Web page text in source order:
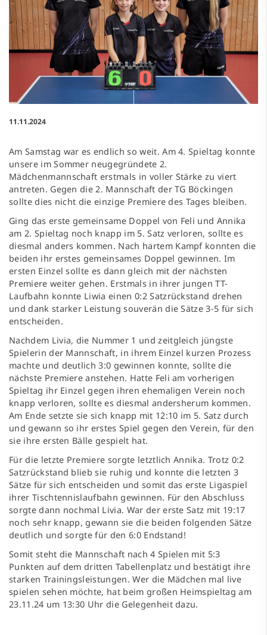
11.11.2024
Am Samstag war es endlich so weit. Am 4. Spieltag konnte
unsere im Sommer neugegründete 2.
Mädchenmannschaft erstmals in voller Stärke zu viert
antreten. Gegen die 2. Mannschaft der TG Böckingen
sollte dies nicht die einzige Premiere des Tages bleiben.
Ging das erste gemeinsame Doppel von Feli und Annika
am 2. Spieltag noch knapp im 5. Satz verloren, sollte es
diesmal anders kommen. Nach hartem Kampf konnten die
beiden ihr erstes gemeinsames Doppel gewinnen. Im
ersten Einzel sollte es dann gleich mit der nächsten
Premiere weiter gehen. Erstmals in ihrer jungen TT-
Laufbahn konnte Liwia einen 0:2 Satzrückstand drehen
und dank starker Leistung souverän die Sätze 3-5 für sich
entscheiden.
Nachdem Livia, die Nummer 1 und zeitgleich jüngste
Spielerin der Mannschaft, in ihrem Einzel kurzen Prozess
machte und deutlich 3:0 gewinnen konnte, sollte die
nächste Premiere anstehen. Hatte Feli am vorherigen
Spieltag ihr Einzel gegen ihren ehemaligen Verein noch
knapp verloren, sollte es diesmal andersherum kommen.
Am Ende setzte sie sich knapp mit 12:10 im 5. Satz durch
und gewann so ihr erstes Spiel gegen den Verein, für den
sie ihre ersten Bälle gespielt hat.
Für die letzte Premiere sorgte letztlich Annika. Trotz 0:2
Satzrückstand blieb sie ruhig und konnte die letzten 3
Sätze für sich entscheiden und somit das erste Ligaspiel
ihrer Tischtennislaufbahn gewinnen. Für den Abschluss
sorgte dann nochmal Livia. War der erste Satz mit 19:17
noch sehr knapp, gewann sie die beiden folgenden Sätze
deutlich und sorgte für den 6:0 Endstand!
Somit steht die Mannschaft nach 4 Spielen mit 5:3
Punkten auf dem dritten Tabellenplatz und bestätigt ihre
starken Trainingsleistungen. Wer die Mädchen mal live
spielen sehen möchte, hat beim großen Heimspieltag am
23.11.24 um 13:30 Uhr die Gelegenheit dazu.